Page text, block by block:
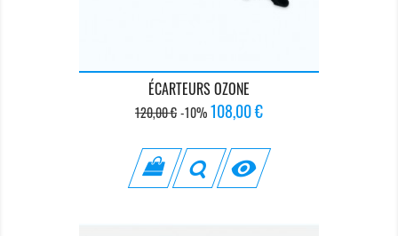
ÉCARTEURS OZONE
Prix
base
120,00 €-10%Prix
108,00 €
